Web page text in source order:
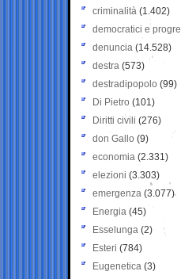
criminalità (1.402)
democratici e
denuncia (14.528)
destra (573)
destradipopolo (99)
Di Pietro (101)
Diritti civili (276)
don Gallo (9)
economia (2.331)
elezioni (3.303)
emergenza (3.077)
Energia (45)
Esselunga (2)
Esteri (784)
Eugenetica (3)